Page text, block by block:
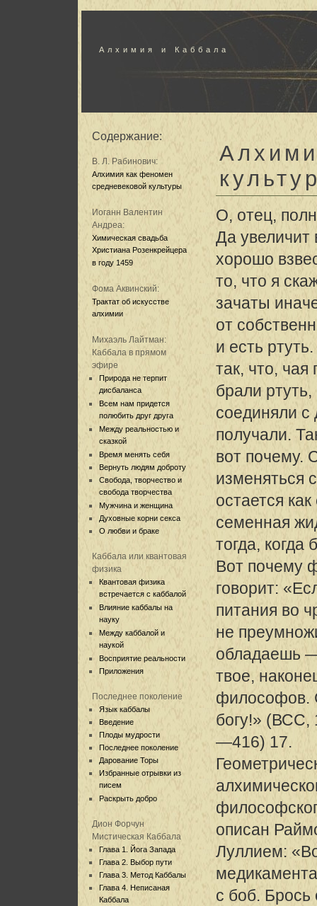
Алхимия и Каббала
Содержание:
В. Л. Рабинович:
Алхимия как феномен
средневековой культуры
Иоганн Валентин
Андреа:
Химическая свадьба
Христиана Розенкрейцера
в году 1459
Фома Аквинский:
Трактат об искусстве
алхимии
Михаэль Лайтман:
Каббала в прямом
эфире
Природа не терпит
дисбаланса
Всем нам придется
полюбить друг друга
Между реальностью и
сказкой
Время менять себя
Вернуть людям доброту
Свобода, творчество и
свобода творчества
Мужчина и женщина
Духовные корни секса
О любви и браке
Каббала или квантовая
физика
Квантовая физика
встречается с каббалой
Влияние каббалы на
науку
Между каббалой и
наукой
Восприятие реальности
Приложения
Последнее поколение
Язык каббалы
Введение
Плоды мудрости
Последнее поколение
Дарование Торы
Избранные отрывки из
писем
Раскрыть добро
Дион Форчун
Мистическая Каббала
Глава 1. Йога Запада
Глава 2. Выбор пути
Глава 3. Метод Каббалы
Глава 4. Неписаная
Каббала
О, отец,
Да увеличит
хорошо
то, что я
зачаты
от
и есть
так, что,
брали ртуть,
соединяли с
получали.
вот почему.
изменяться
остается
семенная
тогда,
Вот почему
говорит:
питания во
не
обладаешь
твое,
философов.
богу!» (ВСС,
—416) 17.
описан
Луллием:
с боб. Брось